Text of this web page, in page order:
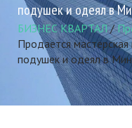
подушек и одеял в
БИЗНЕС КВАРТАЛ/
Продается
подушек и одеял в